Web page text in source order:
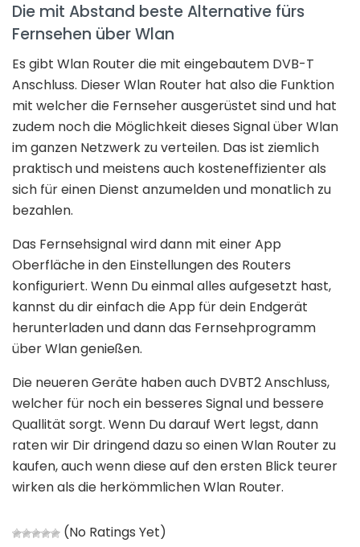
Die mit Abstand beste Alternative fürs
Fernsehen über Wlan
Es gibt Wlan Router die mit eingebautem DVB-T
Anschluss. Dieser Wlan Router hat also die Funktion
mit welcher die Fernseher ausgerüstet sind und hat
zudem noch die Möglichkeit dieses Signal über Wlan
im ganzen Netzwerk zu verteilen. Das ist ziemlich
praktisch und meistens auch kosteneffizienter als
sich für einen Dienst anzumelden und monatlich zu
bezahlen.
Das Fernsehsignal wird dann mit einer App
Oberfläche in den Einstellungen des Routers
konfiguriert. Wenn Du einmal alles aufgesetzt hast,
kannst du dir einfach die App für dein Endgerät
herunterladen und dann das Fernsehprogramm
über Wlan genießen.
Die neueren Geräte haben auch DVBT2 Anschluss,
welcher für noch ein besseres Signal und bessere
Quallität sorgt. Wenn Du darauf Wert legst, dann
raten wir Dir dringend dazu so einen Wlan Router zu
kaufen, auch wenn diese auf den ersten Blick teurer
wirken als die herkömmlichen Wlan Router.
(No Ratings Yet)